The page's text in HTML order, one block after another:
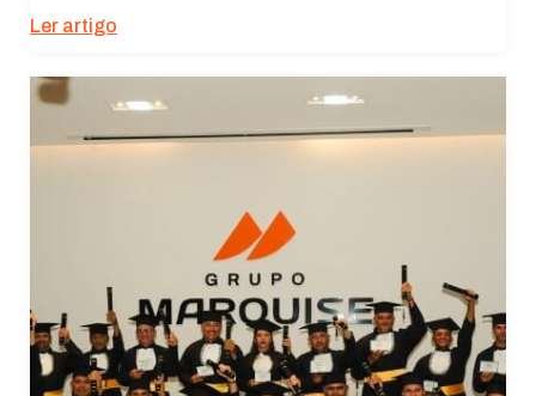
Ler artigo
opcionais. São
necessários
para o
funcionamento
do site.